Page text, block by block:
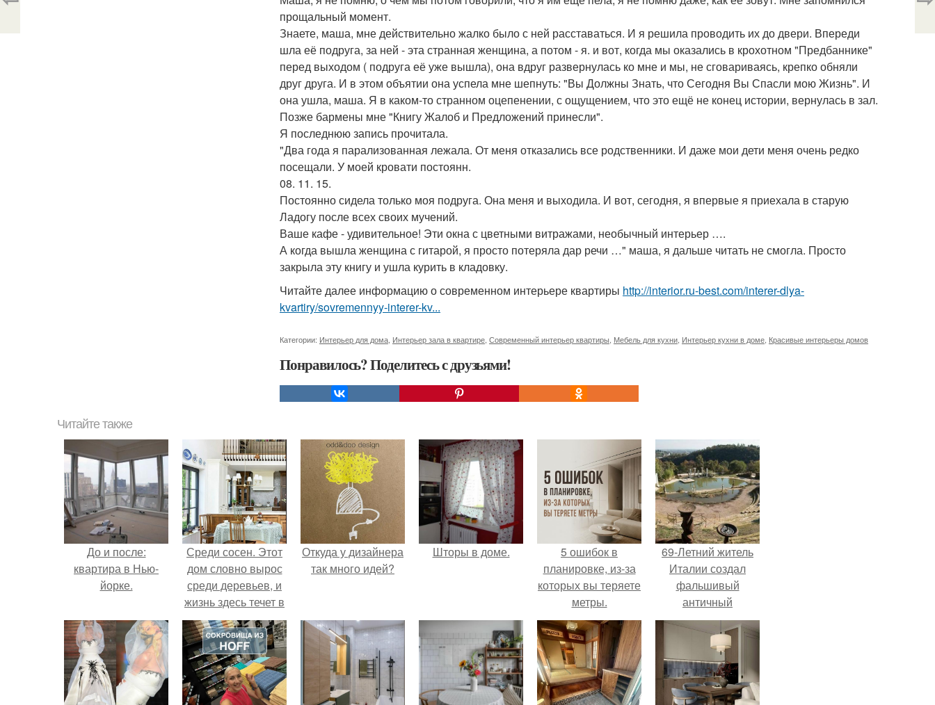
прощальный момент.
Знаете, маша, мне действительно жалко было с ней расставаться. И я решила проводить их до двери. Впереди
шла её подруга, за ней - эта странная женщина, а потом - я. и вот, когда мы оказались в крохотном "Предбаннике"
перед выходом ( подруга её уже вышла), она вдруг развернулась ко мне и мы, не сговариваясь, крепко обняли
друг друга. И в этом объятии она успела мне шепнуть: "Вы Должны Знать, что Сегодня Вы Спасли мою Жизнь". И
она ушла, маша. Я в каком-то странном оцепенении, с ощущением, что это ещё не конец истории, вернулась в зал.
Позже бармены мне "Книгу Жалоб и Предложений принесли".
Я последнюю запись прочитала.
"Два года я парализованная лежала. От меня отказались все родственники. И даже мои дети меня очень редко
посещали. У моей кровати постоянн.
08. 11. 15.
Постоянно сидела только моя подруга. Она меня и выходила. И вот, сегодня, я впервые я приехала в старую
Ладогу после всех своих мучений.
Ваше кафе - удивительное! Эти окна с цветными витражами, необычный интерьер ….
А когда вышла женщина с гитарой, я просто потеряла дар речи …" маша, я дальше читать не смогла. Просто
закрыла эту книгу и ушла курить в кладовку.
Читайте далее информацию о современном интерьере квартиры http://interior.ru-best.com/interer-dlya-
kvartiry/sovremennyy-interer-kv...
Категории: Интерьер для дома Интерьер зала в квартире Современный интерьер квартиры Мебель для кухни Интерьер кухни в доме Красивые интерьеры домов
Понравилось? Поделитесь с друзьями!
Читайте также
До и после:
квартира в Нью-
йорке.
Среди сосен. Этот
дом словно вырос
среди деревьев, и
жизнь здесь течет в
собственном ритме
- спокойно, без
спешки и лишнего
шума.
Откуда у дизайнера
так много идей?
Шторы в доме.
5 ошибок в
планировке, из-за
которых вы теряете
метры.
69-Летний житель
Италии создал
фальшивый
античный
амфитеатр и
долгое время
успешно выдавал
его за настоящее
историческое